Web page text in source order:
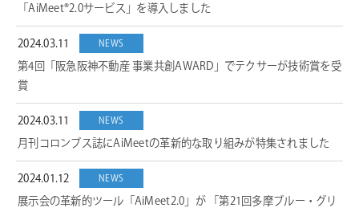
「AiMeet®2.0サービス」を導入しました
2024.03.11 NEWS
第4回「阪急阪神不動産 事業共創AWARD」でテクサーが技術賞を受
賞
2024.03.11 NEWS
月刊コロンブス誌にAiMeetの革新的な取り組みが特集されました
2024.01.12 NEWS
展示会の革新的ツール「AiMeet2.0」が 「第21回多摩ブルー・グリ